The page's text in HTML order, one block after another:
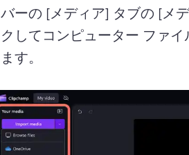
バーの [メディア] タブの [メ
クしてコンピューター ファ
ます。